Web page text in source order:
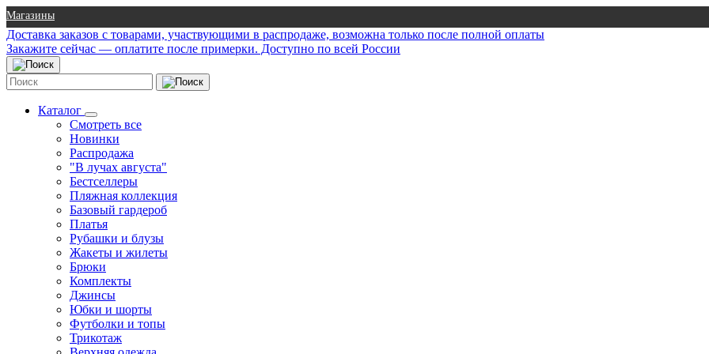
Магазины
Доставка заказов с товарами, участвующими в распродаже, возможна только после полной оплаты
Закажите сейчас — оплатите после примерки. Доступно по всей России
Каталог
Смотреть все
Новинки
Распродажа
"В лучах августа"
Бестселлеры
Пляжная коллекция
Базовый гардероб
Платья
Рубашки и блузы
Жакеты и жилеты
Брюки
Комплекты
Джинсы
Юбки и шорты
Футболки и топы
Трикотаж